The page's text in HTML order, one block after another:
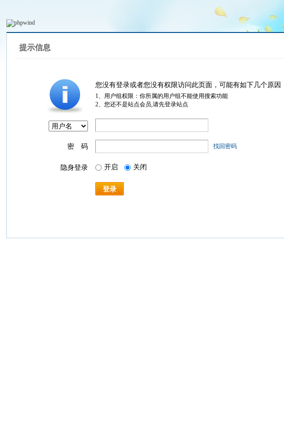
提示信息
您没有登录或者您没有权限访问此页面，可能有如下几个原因
1、用户组权限：你所属的用户组不能使用搜索功能
2、您还不是站点会员,请先登录站点
密 码 找回密码
隐身登录 开启 关闭
登录